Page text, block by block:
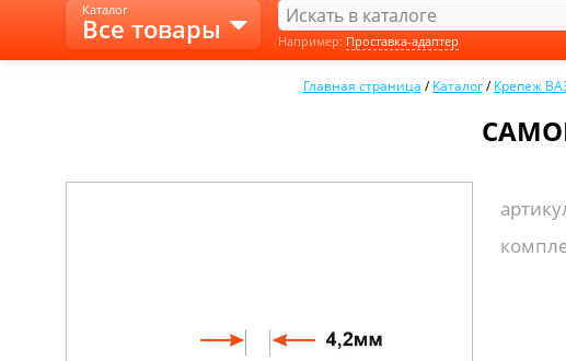
Главная страница /Каталог /Крепеж
Каталог
Все товары Например: Проставка-адаптер